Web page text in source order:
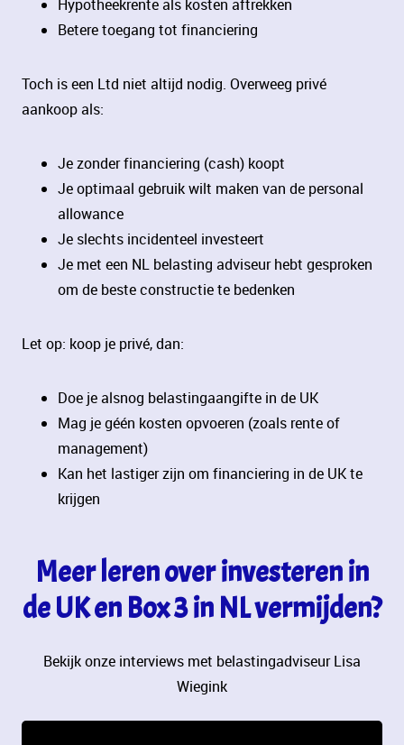
Hypotheekrente als kosten aftrekken
Betere toegang tot financiering
Toch is een Ltd niet altijd nodig. Overweeg privé
aankoop als:
Je zonder financiering (cash) koopt
Je optimaal gebruik wilt maken van de personal
allowance
Je slechts incidenteel investeert
Je met een NL belasting adviseur hebt gesproken
om de beste constructie te bedenken
Let op: koop je privé, dan:
Doe je alsnog belastingaangifte in de UK
Mag je géén kosten opvoeren (zoals rente of
management)
Kan het lastiger zijn om financiering in de UK te
krijgen
Meer leren over investeren in
de UK en Box 3 in NL vermijden?
Bekijk onze interviews met belastingadviseur Lisa
Wiegink